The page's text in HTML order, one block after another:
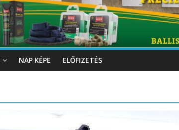
NAP KÉPE ELŐFIZETÉS